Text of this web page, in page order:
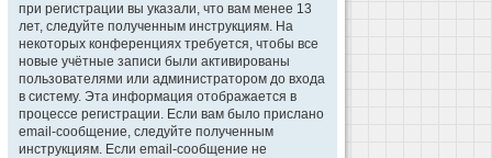
при регистрации вы указали, что вам менее 13
лет, следуйте полученным инструкциям. На
некоторых конференциях требуется, чтобы все
новые учётные записи были активированы
пользователями или администратором до входа
в систему. Эта информация отображается в
процессе регистрации. Если вам было прислано
email-сообщение, следуйте полученным
инструкциям. Если email-сообщение не